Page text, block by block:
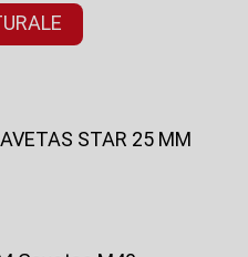
STAR 25 MM